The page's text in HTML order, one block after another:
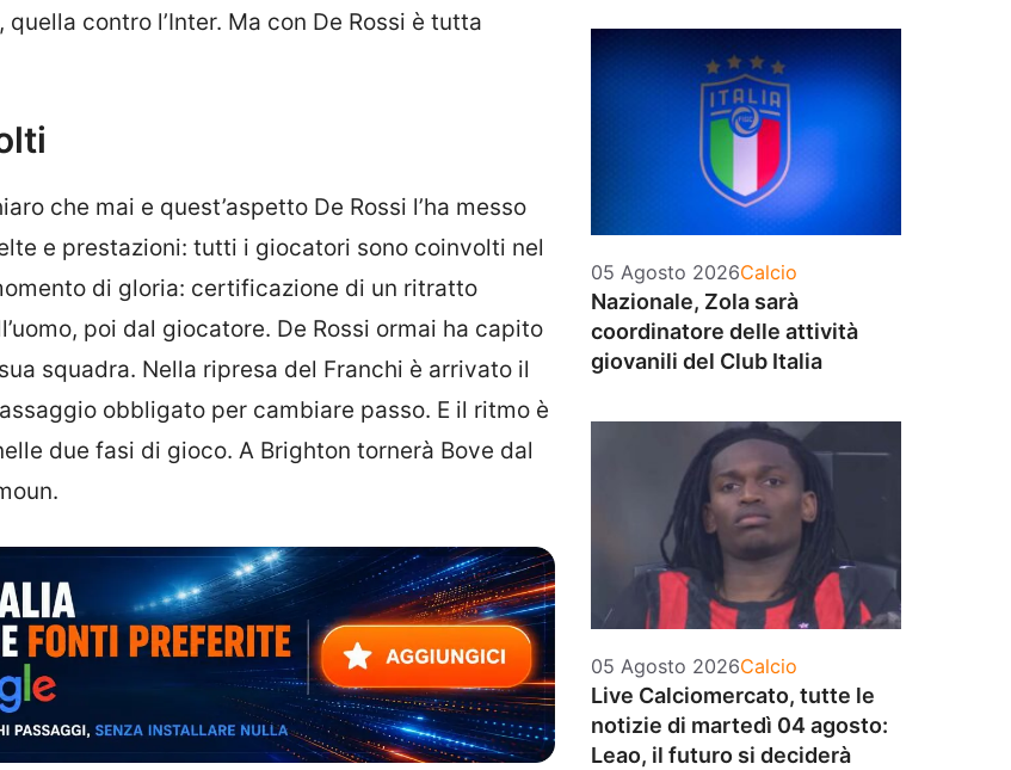
contro l’Inter. Ma con De Rossi è tutta
che mai e quest’aspetto De Rossi l’ha messo
e prestazioni: tutti i giocatori sono coinvolti nel
di gloria: certificazione di un ritratto
poi dal giocatore. De Rossi ormai ha capito
squadra. Nella ripresa del Franchi è arrivato il
obbligato per cambiare passo. E il ritmo è
due fasi di gioco. A Brighton tornerà Bove dal
05 Agosto 2026Categorie
Calcio
Nazionale, Zola sarà
coordinatore delle attività
giovanili del Club Italia
05 Agosto 2026Categorie
Calcio
Live Calciomercato, tutte le
notizie di martedì 04 agosto:
Leao, il futuro si deciderà